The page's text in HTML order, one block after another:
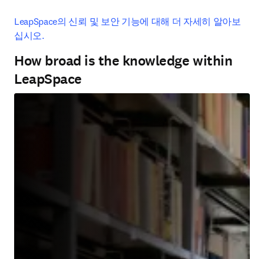
LeapSpace의 신뢰 및 보안 기능에 대해 더 자세히 알아보
십시오.
How broad is the knowledge within
LeapSpace